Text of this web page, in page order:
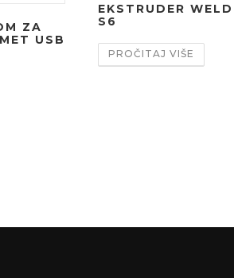
ZA
USB
EKSTRUDER
S6
PROČITAJ VIŠE